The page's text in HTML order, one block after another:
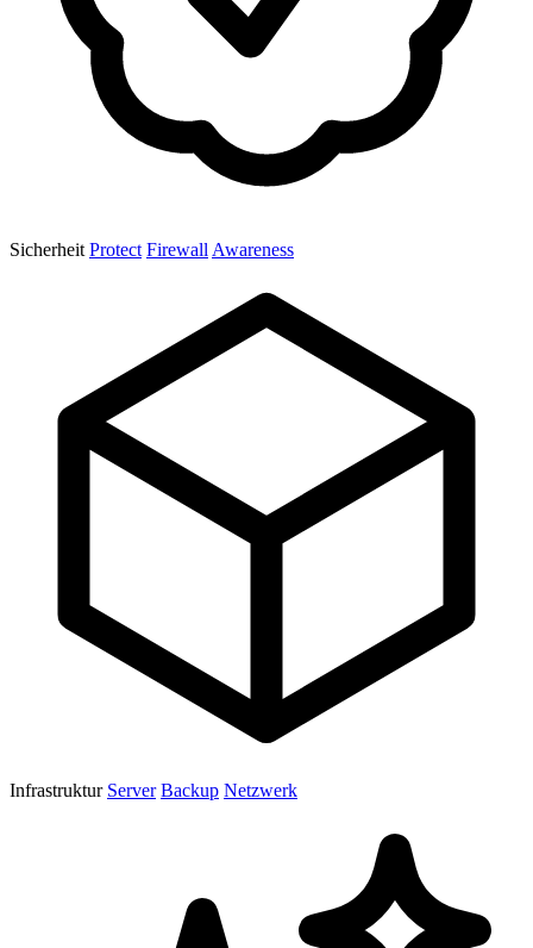
Sicherheit Protect Firewall Awareness
Infrastruktur Server Backup Netzwerk